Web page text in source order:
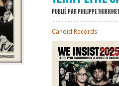
PUBLIÉ PARPHILIPPE THIRIONET
Candid Records